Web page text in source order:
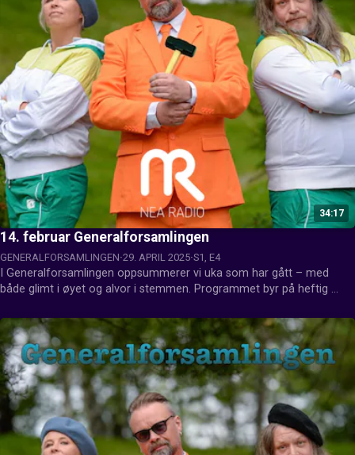
34:17
14. februar Generalforsamlingen
GENERALFORSAMLINGEN 29. APRIL 2025 S1, E4
I Generalforsamlingen oppsummerer vi uka som har gått – med
både glimt i øyet og alvor i stemmen. Programmet byr på heftig
diskusjon med humor, engasjement og skråblikk.